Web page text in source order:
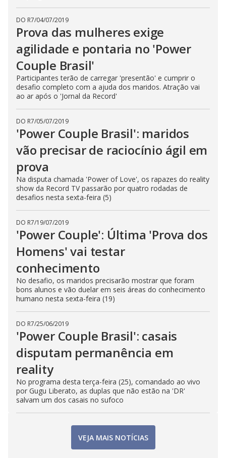
DO R7/04/07/2019
Prova das mulheres exige
agilidade e pontaria no 'Power
Couple Brasil'
Participantes terão de carregar 'presentão' e cumprir o
desafio completo com a ajuda dos maridos. Atração vai
ao ar após o 'Jornal da Record'
DO R7/05/07/2019
'Power Couple Brasil': maridos
vão precisar de raciocínio ágil em
prova
Na disputa chamada 'Power of Love', os rapazes do reality
show da Record TV passarão por quatro rodadas de
desafios nesta sexta-feira (5)
DO R7/19/07/2019
'Power Couple': Última 'Prova dos
Homens' vai testar
conhecimento
No desafio, os maridos precisarão mostrar que foram
bons alunos e vão duelar em seis áreas do conhecimento
humano nesta sexta-feira (19)
DO R7/25/06/2019
'Power Couple Brasil': casais
disputam permanência em
reality
No programa desta terça-feira (25), comandado ao vivo
por Gugu Liberato, as duplas que não estão na 'DR'
salvam um dos casais no sufoco
VEJA MAIS NOTÍCIAS